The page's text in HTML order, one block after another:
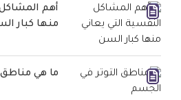
أهم
منها كبار
ما هي مناطق